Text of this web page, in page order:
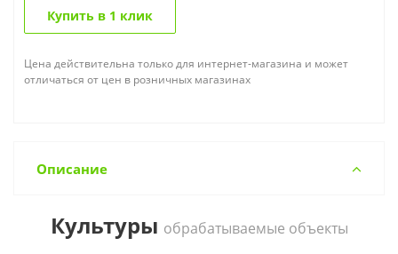
Купить в 1 клик
Цена действительна только для интернет-магазина и может
отличаться от цен в розничных магазинах
Описание
Культуры обрабатываемые объекты